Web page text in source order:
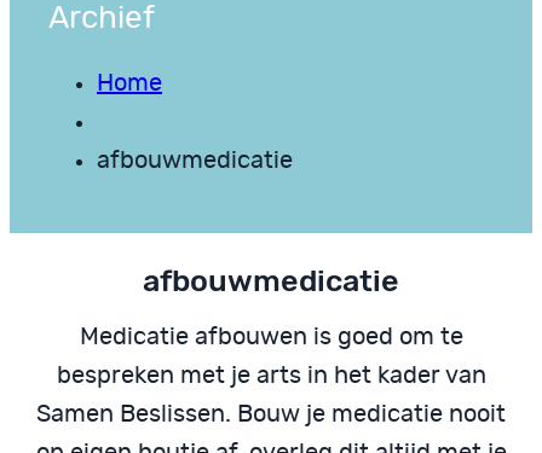
Archief
Home
afbouwmedicatie
afbouwmedicatie
Medicatie afbouwen is goed om te
bespreken met je arts in het kader van
Samen Beslissen. Bouw je medicatie nooit